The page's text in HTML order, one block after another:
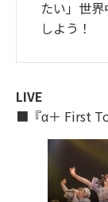
たい」世
しよう！
LIVE
■『α＋ First